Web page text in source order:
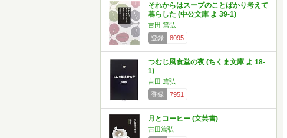
それからはスープのことばかり考えて
暮らした (中公文庫 よ 39-1)
吉田 篤弘
登録
8095
つむじ風食堂の夜 (ちくま文庫 よ 18-
1)
吉田 篤弘
登録
7951
月とコーヒー (文芸書)
吉田篤弘